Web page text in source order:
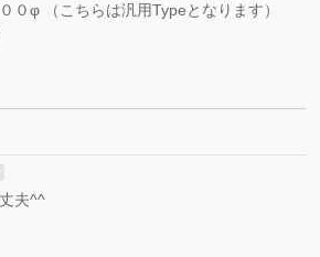
０φ （こちらは汎用Typeとなります）
夫^^